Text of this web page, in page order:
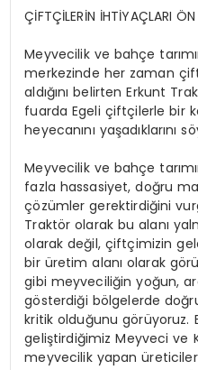
ÇİFTÇİLERİN İHTİYAÇLARI
Meyvecilik ve bahçe
merkezinde her zaman
aldığını belirten Erkunt
fuarda Egeli çiftçilerle bir
heyecanını yaşadıklarını
Meyvecilik ve bahçe
fazla hassasiyet, doğru
çözümler gerektirdiğini
Traktör olarak bu alanı
olarak değil, çiftçimizin
bir üretim alanı olarak
gibi meyveciliğin yoğun,
gösterdiği bölgelerde
kritik olduğunu görüyoruz.
geliştirdiğimiz Meyveci ve
meyvecilik yapan